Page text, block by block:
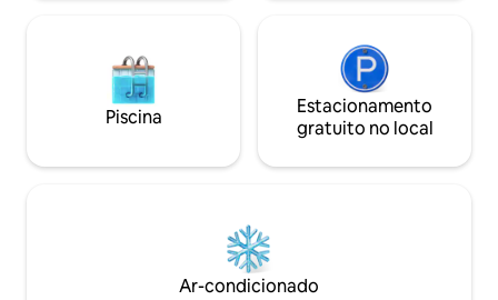
Piscina
Estacionamento
gratuito no local
Ar-condicionado